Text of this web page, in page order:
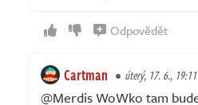
Odpovědět
Cartman úterý, 17. 6., 19:11
@Merdis WoWko tam